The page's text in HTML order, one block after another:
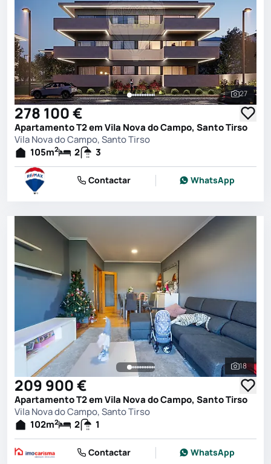
Ver
27
278 100 €
Apartamento T2 em Vila Nova do Campo, Santo Tirso
Vila Nova do Campo, Santo Tirso
105m2 2 3
Contactar WhatsApp
Ver
18
209 900 €
Apartamento T2 em Vila Nova do Campo, Santo Tirso
Vila Nova do Campo, Santo Tirso
102m2 2 1
Contactar WhatsApp